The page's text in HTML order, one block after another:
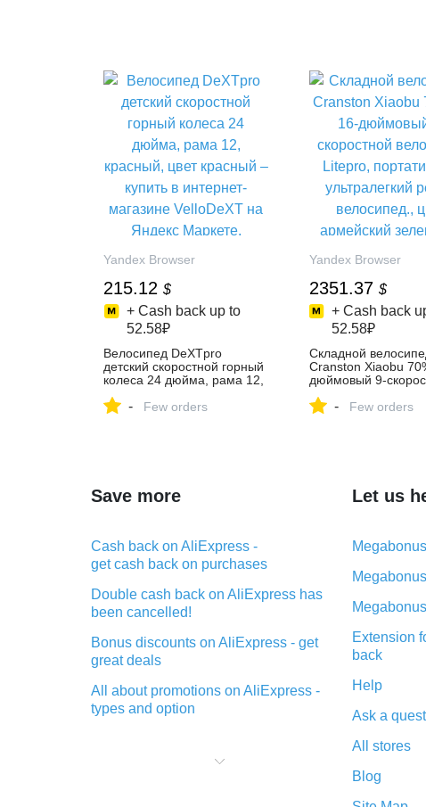
Yandex Browser
215.12 $
+ Cash back up to
52.58₽
Велосипед DeXTpro
детский скоростной горный
колеса 24 дюйма, рама 12,
купить в интернет-магазине
- Few orders
Yandex Browser
2351.37 $
+ Cash back
52.58₽
Складной
Cranston Xiaobu
дюймовый 9-
портативный
- Few orders
Save more
Cash back on AliExpress -
get cash back on purchases
Double cash back on AliExpress has
been cancelled!
Bonus discounts on AliExpress - get
great deals
All about promotions on AliExpress -
types and option
purchases on AliExpress - short and
Let us
Extension
back
Help
Ask a
All stores
Blog